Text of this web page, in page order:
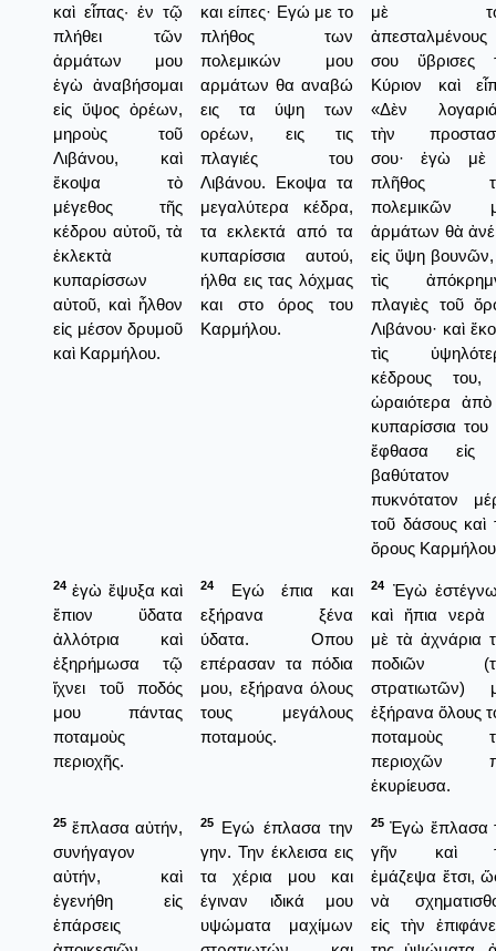
καὶ εἶπας· ἐν τῷ
πλήθει τῶν
ἁρμάτων μου
ἐγὼ ἀναβήσομαι
εἰς ὕψος ὀρέων,
μηροὺς τοῦ
Λιβάνου, καὶ
ἔκοψα τὸ
μέγεθος τῆς
κέδρου αὐτοῦ, τὰ
ἐκλεκτὰ
κυπαρίσσων
αὐτοῦ, καὶ ἦλθον
εἰς μέσον δρυμοῦ
καὶ Καρμήλου.
και είπες· Εγώ με το
πλήθος των
πολεμικών μου
αρμάτων θα αναβώ
εις τα ύψη των
ορέων, εις τις
πλαγιές του
Λιβάνου. Εκοψα τα
μεγαλύτερα κέδρα,
τα εκλεκτά από τα
κυπαρίσσια αυτού,
ήλθα εις τας λόχμας
και στο όρος του
Καρμήλου.
μὲ
ἀπεσταλμένους
σου ὕβρισες
Κύριον καὶ
«Δὲν
τὴν
σου· ἐγὼ μὲ
πλῆθος
πολεμικῶν
ἁρμάτων θὰ
εἰς ὕψη βουνῶν,
τὶς
πλαγιὲς τοῦ
Λιβάνου· καὶ
τὶς
κέδρους του,
ὡραιότερα
κυπαρίσσια του
ἔφθασα εἰς
βαθύτατον
πυκνότατον
τοῦ δάσους καὶ
ὄρους
24 ἐγὼ ἔψυξα καὶ
ἔπιον ὕδατα
ἀλλότρια καὶ
ἐξηρήμωσα τῷ
ἴχνει τοῦ ποδός
μου πάντας
ποταμοὺς
περιοχῆς.
24
Εγώ έπια και
εξήρανα ξένα
ύδατα. Οπου
επέρασαν τα πόδια
μου, εξήρανα όλους
τους μεγάλους
ποταμούς.
24
Ἐγὼ
καὶ ἤπια νερὰ
μὲ τὰ ἀχνάρια
ποδιῶν
στρατιωτῶν)
ἐξήρανα ὅλους
ποταμοὺς
περιοχῶν
ἐκυρίευσα.
25 ἔπλασα αὐτήν,
συνήγαγον
αὐτήν, καὶ
ἐγενήθη εἰς
ἐπάρσεις
25
Εγώ έπλασα την
γην. Την έκλεισα εις
τα χέρια μου και
έγιναν ιδικά μου
υψώματα μαχίμων
25 Ἐγὼ ἔπλασα
γῆν καὶ
ἐμάζεψα ἔτσι,
νὰ
εἰς τὴν